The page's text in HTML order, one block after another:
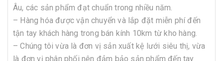
Âu, các sản phẩm đạt chuẩn trong nhiều năm.
– Hàng hóa được vận chuyển và lắp đặt miễn phí đến
tận tay khách hàng trong bán kính 10km từ kho hàng.
– Chúng tôi vừa là đơn vị sản xuất kệ lưới siêu thị, vừa
là đơn vị phân phối nên đảm bảo sản phẩm đến tay